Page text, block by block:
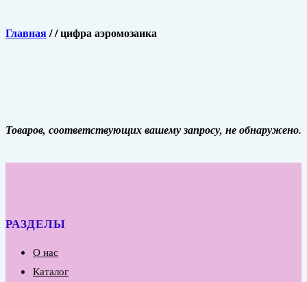
Главная//цифра аэромозаика
Товаров, соответствующих вашему запросу, не обнаружено.
РАЗДЕЛЫ
О нас
Каталог